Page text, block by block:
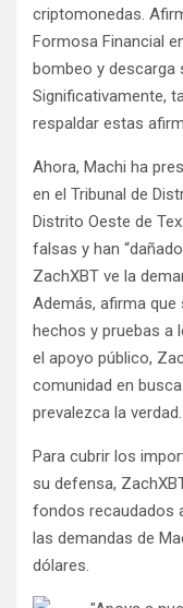
criptomonedas.
Formosa Financial
bombeo y descarga
Significativamente,
respaldar estas
Ahora, Machi ha
en el Tribunal de
Distrito Oeste de
falsas y han
ZachXBT ve la
Además, afirma
hechos y pruebas a
el apoyo público,
comunidad en
prevalezca la verdad.
Para cubrir los
su defensa,
fondos recaudados
las demandas de
dólares.